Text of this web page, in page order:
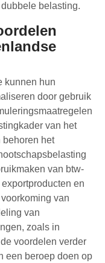
belasting.
kunnen hun
door gebruik
van het
behoren het
van btw-
en
van
van
zoals in
voordelen verder
een beroep doen op